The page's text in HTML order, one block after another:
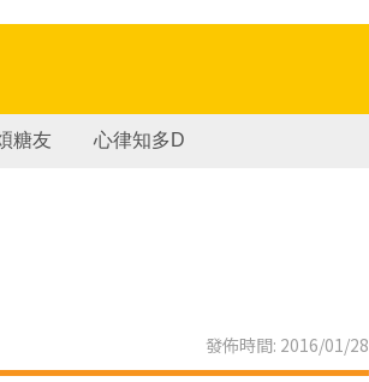
糖友 心律知多D
發佈時間: 2016/01/28